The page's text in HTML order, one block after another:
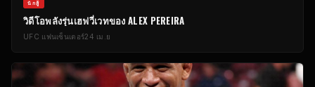
นักสู้
วิดีโอพลังรุ่นเฮฟวี่เวทของ ALEX PEREIRA
UFC แฟนเซ็นเตอร์24 เม.ย